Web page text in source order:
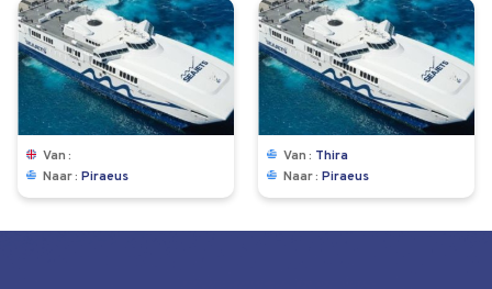
Van
Naar
Piraeus
Van
Thira
Naar
Piraeus